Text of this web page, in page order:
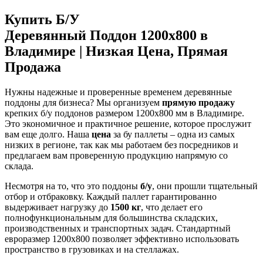
Купить Б/У
Деревянный Поддон 1200х800 в
Владимире | Низкая Цена, Прямая
Продажа
Нужны надежные и проверенные временем деревянные
поддоны для бизнеса? Мы организуем прямую продажу
крепких б/у поддонов размером 1200х800 мм в Владимире.
Это экономичное и практичное решение, которое прослужит
вам еще долго. Наша цена за бу паллеты – одна из самых
низких в регионе, так как мы работаем без посредников и
предлагаем вам проверенную продукцию напрямую со
склада.
Несмотря на то, что это поддоны б/у, они прошли тщательный
отбор и отбраковку. Каждый паллет гарантированно
выдерживает нагрузку до 1500 кг, что делает его
полнофункциональным для большинства складских,
производственных и транспортных задач. Стандартный
евроразмер 1200х800 позволяет эффективно использовать
пространство в грузовиках и на стеллажах.